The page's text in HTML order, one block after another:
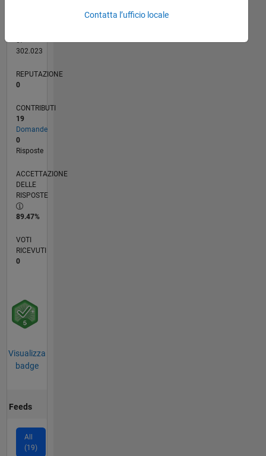
of
302.023
REPUTAZIONE
0
CONTRIBUTI
19
Domande
0
Risposte
ACCETTAZIONE
DELLE
RISPOSTE
89.47%
VOTI
RICEVUTI
0
Visualizza
badge
Feeds
All
(19)
Contatta l’ufficio locale